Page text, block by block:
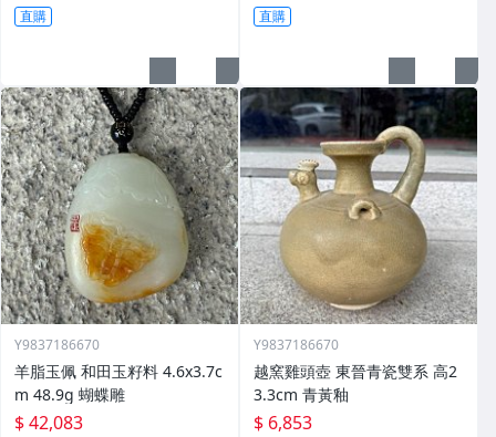
直購 直購
Y9837186670
羊脂玉佩 和田玉籽料 4.6x3.7c
m 48.9g 蝴蝶雕
$ 42,083
Y9837186670
越窯雞頭壺 東晉青瓷雙系 高2
3.3cm 青黃釉
$ 6,853